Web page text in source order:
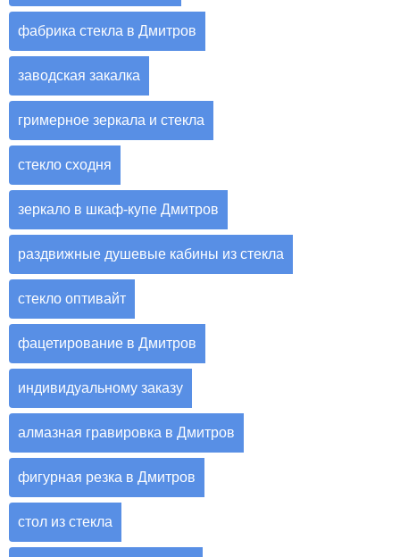
фабрика стекла в Дмитров
заводская закалка
гримерное зеркала и стекла
стекло сходня
зеркало в шкаф-купе Дмитров
раздвижные душевые кабины из стекла
стекло оптивайт
фацетирование в Дмитров
индивидуальному заказу
алмазная гравировка в Дмитров
фигурная резка в Дмитров
стол из стекла